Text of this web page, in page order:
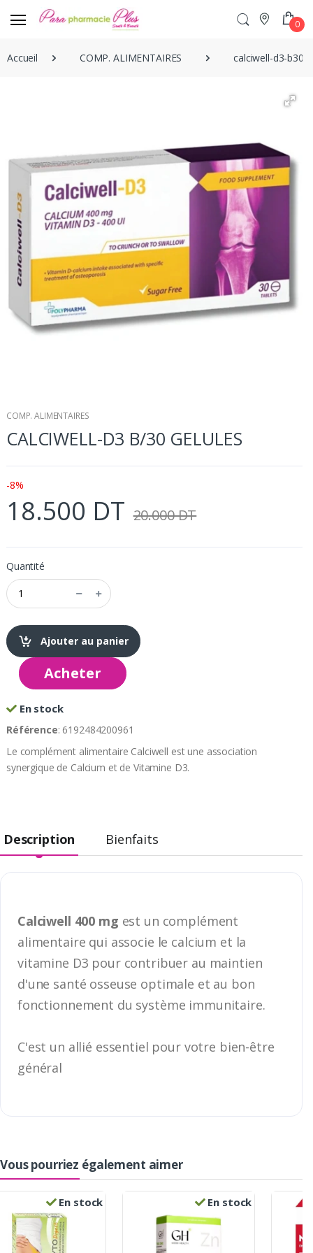
0
Accueil COMP. ALIMENTAIRES calciwell-d3-b30
COMP. ALIMENTAIRES
CALCIWELL-D3 B/30 GELULES
-8%
18.500 DT 20.000 DT
Quantité
Ajouter au panier
Acheter
En stock
Référence: 6192484200961
Le complément alimentaire Calciwell est une association
synergique de Calcium et de Vitamine D3.
Description Bienfaits
Calciwell 400 mg est un complément
alimentaire qui associe le calcium et la
vitamine D3 pour contribuer au maintien
d'une santé osseuse optimale et au bon
fonctionnement du système immunitaire.
C'est un allié essentiel pour votre bien-être
général
Vous pourriez également aimer
En stock En stock